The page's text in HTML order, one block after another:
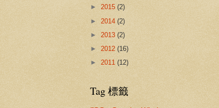
► 2015 (2)
► 2014 (2)
► 2013 (2)
► 2012 (16)
► 2011 (12)
Tag 標籤